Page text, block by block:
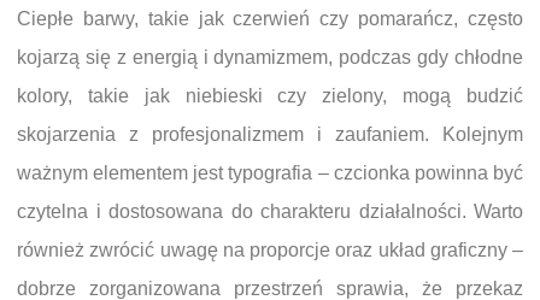
Ciepłe barwy, takie jak czerwień czy pomarańcz, często
kojarzą się z energią i dynamizmem, podczas gdy chłodne
kolory, takie jak niebieski czy zielony, mogą budzić
skojarzenia z profesjonalizmem i zaufaniem. Kolejnym
ważnym elementem jest typografia – czcionka powinna być
czytelna i dostosowana do charakteru działalności. Warto
również zwrócić uwagę na proporcje oraz układ graficzny –
dobrze zorganizowana przestrzeń sprawia, że przekaz